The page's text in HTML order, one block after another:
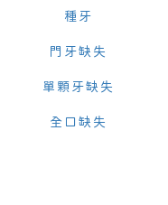
種牙
門牙缺失
單顆牙缺失
全口缺失